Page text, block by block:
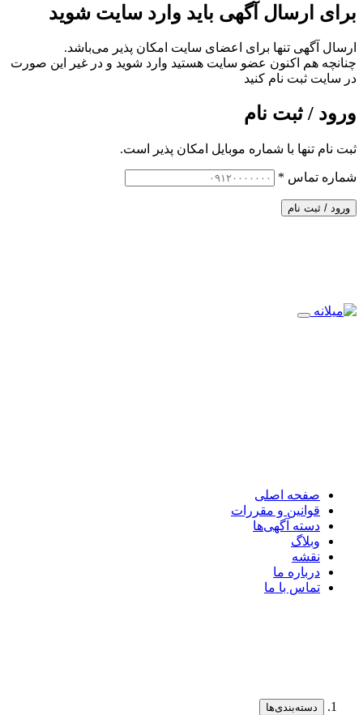
برای ارسال آگهی باید وارد سایت شوید
ارسال آگهی تنها برای اعضای سایت امکان پذیر می‌باشد.
چنانچه هم‌ اکنون عضو سایت هستید وارد شوید و در غیر این صورت
در سایت ثبت نام کنید
ورود / ثبت نام
ثبت نام تنها با شماره موبایل امکان پذیر است.
شماره تماس *
ورود / ثبت نام
صفحه اصلی
قوانین و مقررات
دسته آگهی‌ها
وبلاگ
نقشه
درباره ما
تماس با ما
دسته‌بندی‌ها